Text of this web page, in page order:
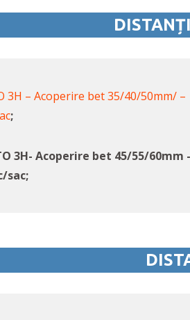
3H – Acoperire bet 35/40/50mm/ –
;
3H- Acoperire bet 45/55/60mm -
sac;